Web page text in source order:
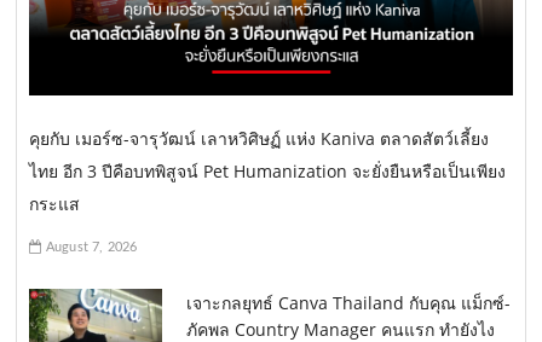
คุยกับ เมอร์ซ-จารุวัฒน์ เลาหวิศิษฏ์ แห่ง Kaniva ตลาดสัตว์เลี้ยง
ไทย อีก 3 ปีคือบทพิสูจน์ Pet Humanization จะยั่งยืนหรือเป็นเพียง
กระแส
August 7, 2026
เจาะกลยุทธ์ Canva Thailand กับคุณ แม็กซ์-
ภัคพล Country Manager คนแรก ทำยังไง